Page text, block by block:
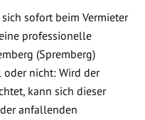
sofort beim Vermieter
professionelle
(Spremberg)
nicht: Wird der
kann sich dieser
anfallenden